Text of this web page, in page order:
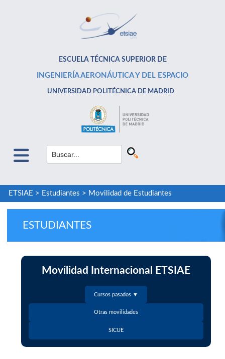
ESCUELA TÉCNICA SUPERIOR DE
INGENIERÍA AERONÁUTICA Y DEL ESPACIO
UNIVERSIDAD POLITÉCNICA DE MADRID
ETSIAE > Estudiantes > Movilidad de Estudiantes
ESTUDIANTES
Movilidad Internacional ETSIAE
Cursos pasados ▼
Otras movilidades
SICUE